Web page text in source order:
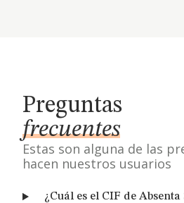
Preguntas
frecuentes
Estas son alguna de las
hacen nuestros usuarios
¿Cuál es el CIF de